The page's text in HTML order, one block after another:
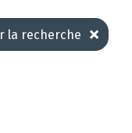
la recherche